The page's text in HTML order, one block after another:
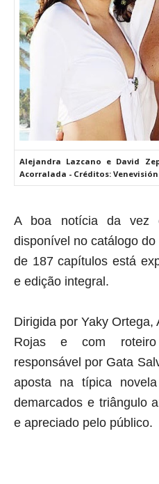
Alejandra Lazcano e David
Acorralada - Créditos: Venevisión
A boa notícia da vez
disponível no catálogo
de 187 capítulos está
e edição integral.
Dirigida por Yaky Ortega,
Rojas e com
responsável por Gata
aposta na típica
demarcados e triângulo
e apreciado pelo público.